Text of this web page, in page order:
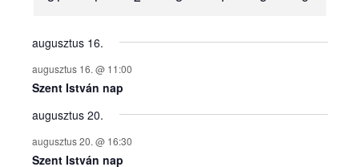
n
y
e
k
augusztus 16.
augusztus 16. @ 11:00
Szent István nap
augusztus 20.
augusztus 20. @ 16:30
Szent István nap